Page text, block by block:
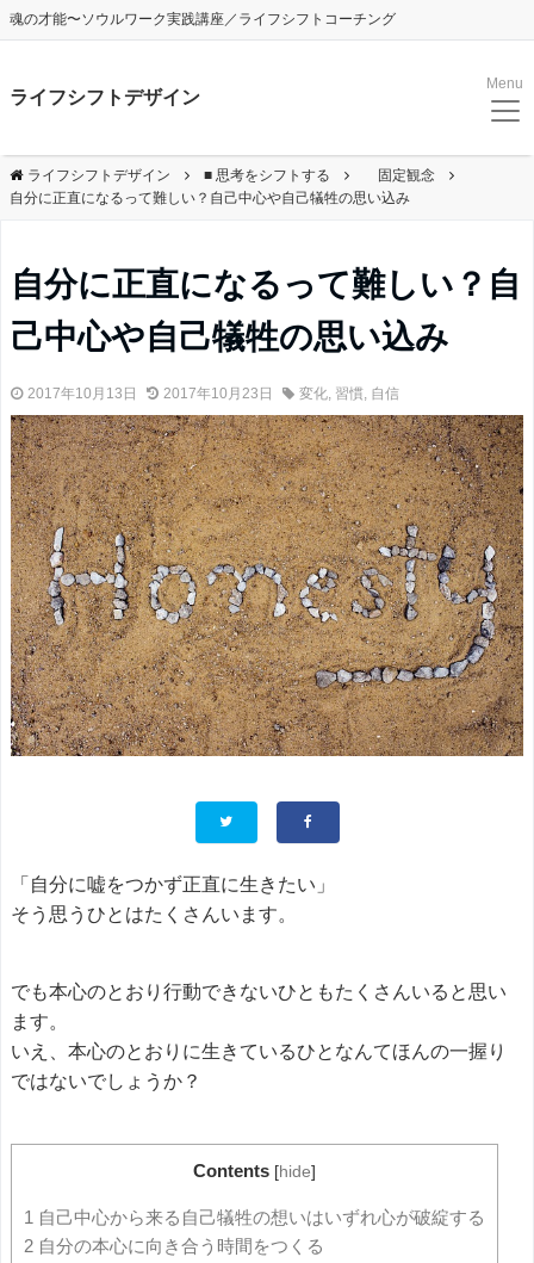
魂の才能〜ソウルワーク実践講座／ライフシフトコーチング
ライフシフトデザイン
Menu
ライフシフトデザイン ■ 思考をシフトする
固定観念
自分に正直になるって難しい？自己中心や自己犠牲の思い込み
自分に正直になるって難しい？自
己中心や自己犠牲の思い込み
2017年10月13日 2017年10月23日 変化, 習慣, 自信
「自分に嘘をつかず正直に生きたい」
そう思うひとはたくさんいます。
でも本心のとおり行動できないひともたくさんいると思い
ます。
いえ、本心のとおりに生きているひとなんてほんの一握り
ではないでしょうか？
Contents [hide]
1 自己中心から来る自己犠牲の想いはいずれ心が破綻する
2 自分の本心に向き合う時間をつくる